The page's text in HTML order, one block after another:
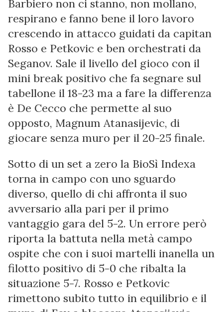
Barbiero non ci stanno, non mollano,
respirano e fanno bene il loro lavoro
crescendo in attacco guidati da capitan
Rosso e Petkovic e ben orchestrati da
Seganov. Sale il livello del gioco con il
mini break positivo che fa segnare sul
tabellone il 18-23 ma a fare la differenza
è De Cecco che permette al suo
opposto, Magnum Atanasijevic, di
giocare senza muro per il 20-25 finale.
Sotto di un set a zero la BioSì Indexa
torna in campo con uno sguardo
diverso, quello di chi affronta il suo
avversario alla pari per il primo
vantaggio gara del 5-2. Un errore però
riporta la battuta nella metà campo
ospite che con i suoi martelli inanella un
filotto positivo di 5-0 che ribalta la
situazione 5-7. Rosso e Petkovic
rimettono subito tutto in equilibrio e il